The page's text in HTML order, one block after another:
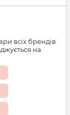
всіх брендів
на